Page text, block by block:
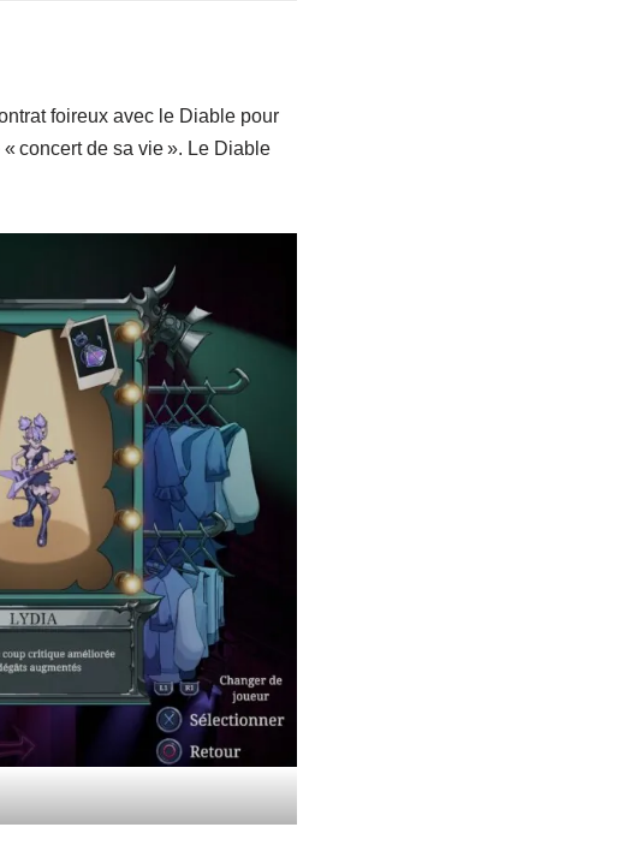
foireux avec le Diable pour
concert de sa vie ». Le Diable